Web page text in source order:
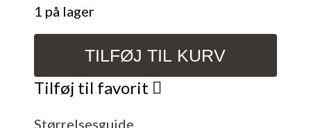
1 på lager
Scrunchie,
Blå
med
TILFØJ TIL KURV
Tilføj til favorit
Størrelsesguide